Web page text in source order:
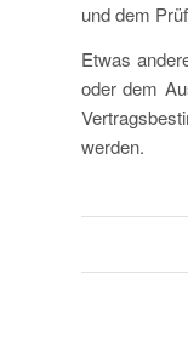
und dem
Etwas
oder dem
werden.